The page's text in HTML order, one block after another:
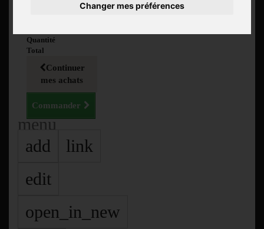
Changer mes préférences
Quantité
Total
Continuer
mes achats
Commander
menu
add
link
edit
open_in_new